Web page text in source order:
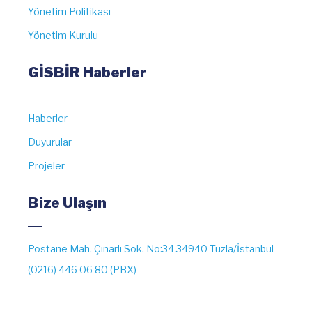
Yönetim Politikası
Yönetim Kurulu
GİSBİR Haberler
Haberler
Duyurular
Projeler
Bize Ulaşın
Postane Mah. Çınarlı Sok. No:34 34940 Tuzla/İstanbul
(0216) 446 06 80 (PBX)